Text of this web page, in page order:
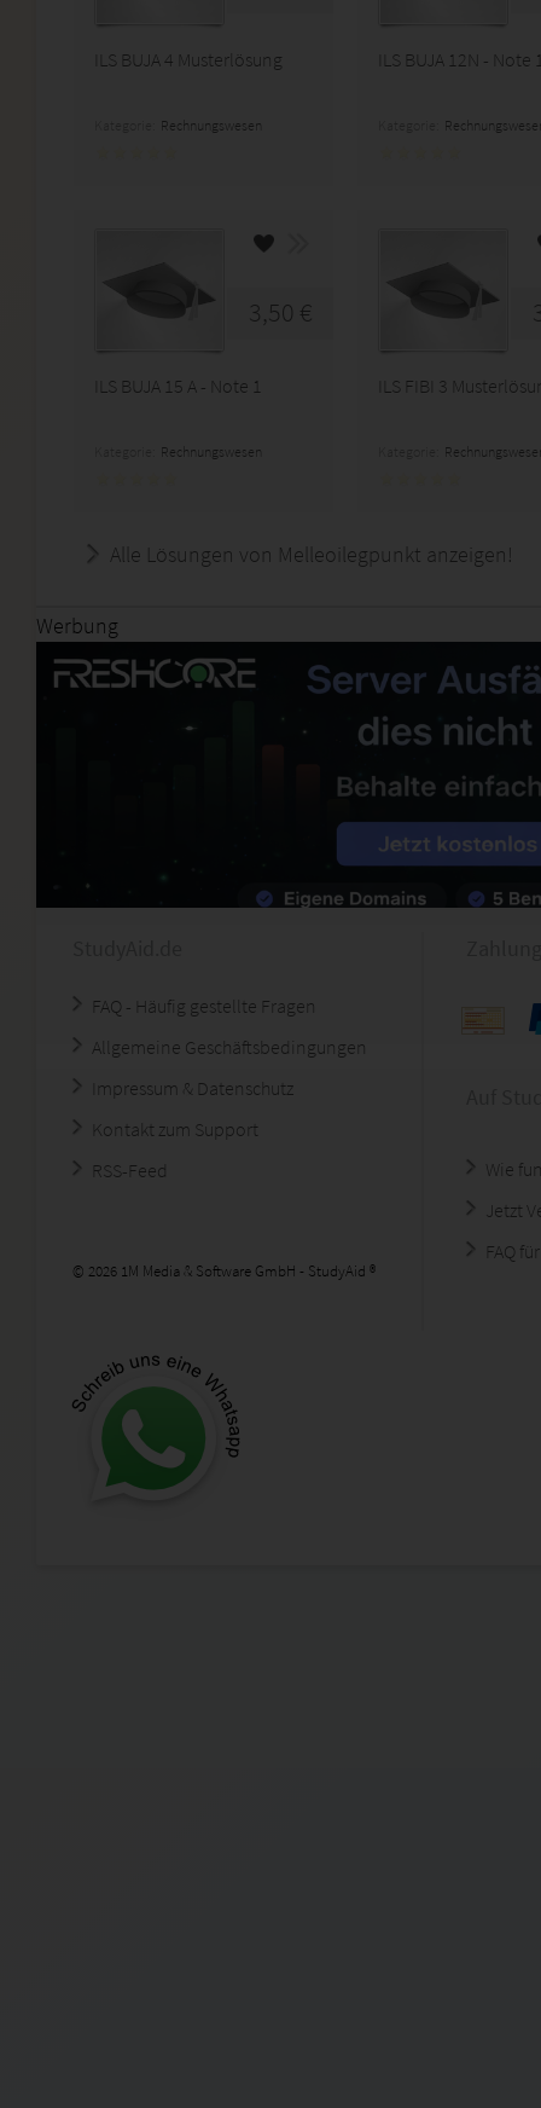
ILS BUJA 4 Musterlösung
Rechnungswesen
ILS BUJA 12N - Note
3,50 €
ILS BUJA 15 A - Note 1
Rechnungswesen
ILS FIBI 3
Alle Lösungen von Melleoilegpunkt anzeigen!
Werbung
FAQ - Häufig gestellte Fragen
Allgemeine Geschäftsbedingungen
Impressum & Datenschutz
Kontakt zum Support
RSS-Feed
© 2026 1M Media & Software GmbH - StudyAid ®
Wie
Jetzt
FAQ